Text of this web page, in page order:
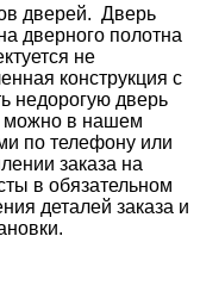
дверей. Дверь
дверного полотна
не
конструкция с
недорогую дверь
можно в нашем
по телефону или
заказа на
в обязательном
деталей заказа и